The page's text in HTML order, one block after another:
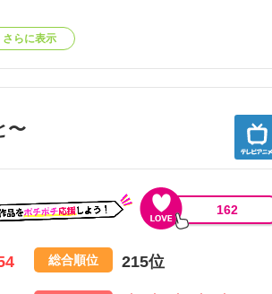
様々な出世や背景を持つ少年・少女たちが集
。 希望に胸を躍らせ、学園の門をくぐる魔法
が彼らに牙をむく。
ち受ける運命とは――。
さらに表示
〜
162
総合順位 215位